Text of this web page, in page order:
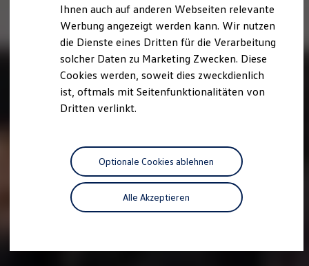
Ihnen auch auf anderen Webseiten relevante
Werbung angezeigt werden kann. Wir nutzen
die Dienste eines Dritten für die Verarbeitung
solcher Daten zu Marketing Zwecken. Diese
Cookies werden, soweit dies zweckdienlich
ist, oftmals mit Seitenfunktionalitäten von
Dritten verlinkt.
Alle Akzeptieren
Optionale Cookies ablehnen